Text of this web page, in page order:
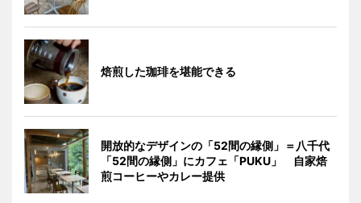
焙煎した珈琲を堪能できる
開放的なデザインの「52間の縁側」＝八千代
「52間の縁側」にカフェ「PUKU」 自家焙
煎コーヒーやカレー提供